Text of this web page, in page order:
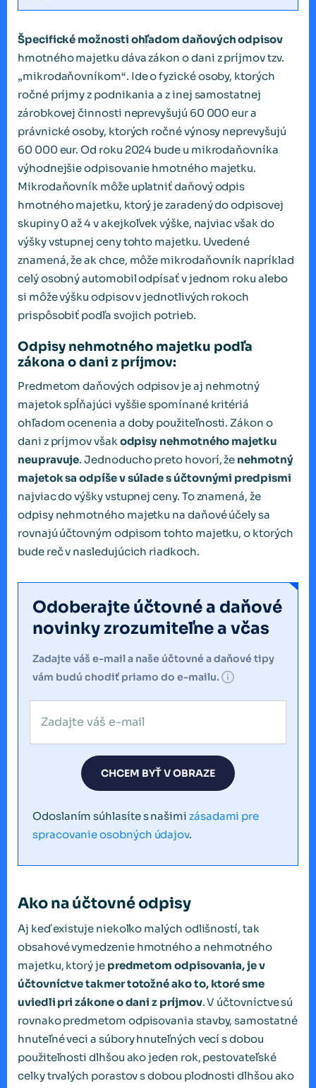
Špecifické možnosti ohľadom daňových odpisov
hmotného majetku dáva zákon o dani z príjmov tzv.
„mikrodaňovníkom“. Ide o fyzické osoby, ktorých
ročné príjmy z podnikania a z inej samostatnej
zárobkovej činnosti neprevyšujú 60 000 eur a
právnické osoby, ktorých ročné výnosy neprevyšujú
60 000 eur. Od roku 2024 bude u mikrodaňovníka
výhodnejšie odpisovanie hmotného majetku.
Mikrodaňovník môže uplatniť daňový odpis
hmotného majetku, ktorý je zaradený do odpisovej
skupiny 0 až 4 v akejkoľvek výške, najviac však do
výšky vstupnej ceny tohto majetku. Uvedené
znamená, že ak chce, môže mikrodaňovník napríklad
celý osobný automobil odpísať v jednom roku alebo
si môže výšku odpisov v jednotlivých rokoch
prispôsobiť podľa svojich potrieb.
Odpisy nehmotného majetku podľa
zákona o dani z príjmov:
Predmetom daňových odpisov je aj nehmotný
majetok spĺňajúci vyššie spomínané kritériá
ohľadom ocenenia a doby použiteľnosti. Zákon o
dani z príjmov všakodpisy nehmotného majetku
neupravuje. Jednoducho preto hovorí, že nehmotný
majetok sa odpíše v súlade s účtovnými predpismi
najviac do výšky vstupnej ceny. To znamená, že
odpisy nehmotného majetku na daňové účely sa
rovnajú účtovným odpisom tohto majetku, o ktorých
bude reč v nasledujúcich riadkoch.
Odoberajte účtovné a daňové
novinky zrozumiteľne a včas
Zadajte váš e-mail a naše účtovné a daňové tipy
vám budú chodiť priamo do e-mailu.
CHCEM BYŤ V OBRAZE
Odoslaním súhlasíte s našimi zásadami pre
spracovanie osobných údajov.
Ako na účtovné odpisy
Aj keď existuje niekoľko malých odlišností, tak
obsahové vymedzenie hmotného a nehmotného
majetku, ktorý je predmetom odpisovania, je v
účtovníctve takmer totožné ako to, ktoré sme
uviedli pri zákone o dani z príjmov. V účtovníctve sú
rovnako predmetom odpisovania stavby, samostatné
hnuteľné veci a súbory hnuteľných vecí s dobou
použiteľnosti dlhšou ako jeden rok, pestovateľské
celky trvalých porastov s dobou plodnosti dlhšou ako